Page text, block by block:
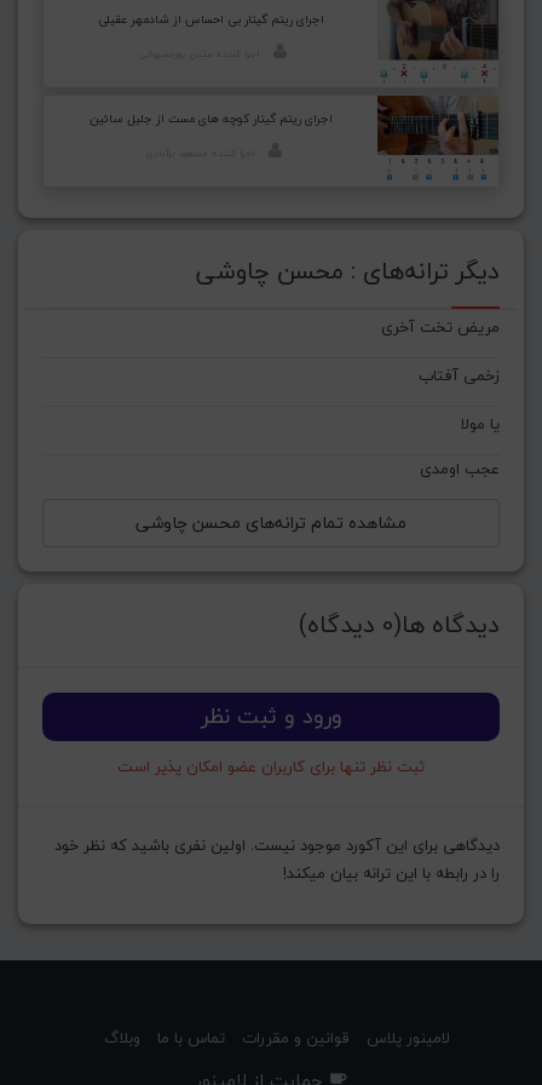
اجرای ریتم گیتار بی احساس از شادمهر عقیلی
اجرای ریتم گیتار کوچه های مست از جلیل سائین
دیگر ترانه‌های : محسن چاوشی
مریض تخت آخری
زخمی آفتاب
یا مولا
عجب اومدی
مشاهده تمام ترانه‌های محسن چاوشی
دیدگاه ها(0 دیدگاه)
ورود و ثبت نظر
ثبت نظر تنها برای کاربران عضو امکان پذیر است
دیدگاهی برای این آکورد موجود نیست. اولین نفری باشید که نظر خود
را در رابطه با این ترانه بیان میکند!
لامینور پلاس قوانین و مقررات تماس با ما وبلاگ